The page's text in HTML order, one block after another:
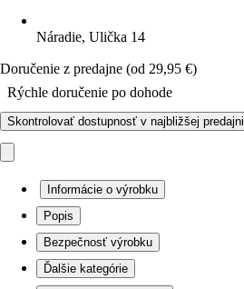
Náradie, Ulička 14
Doručenie z predajne (od 29,95 €)
Rýchle doručenie po dohode
Skontrolovať dostupnosť v najbližšej predajni
Informácie o výrobku
Popis
Bezpečnosť výrobku
Ďalšie kategórie